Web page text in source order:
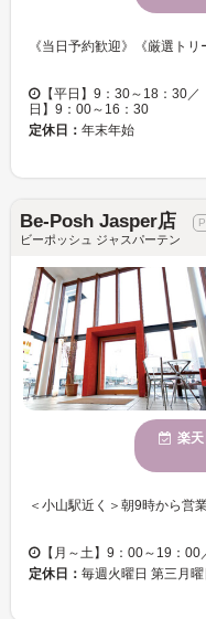
【平日】9：30～18：30
日】9：00～16：30
定休日： 年末年始
Be-Posh Jasper店
ビーポッシュ ジャスパーテン
楽
【月～土】9：00～19：
定休日： 毎週火曜日 第三月曜